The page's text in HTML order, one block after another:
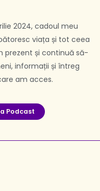
2024, cadoul meu
viața și tot ceea
prezent și continuă să-
informații și întreg
am acces.
Podcast